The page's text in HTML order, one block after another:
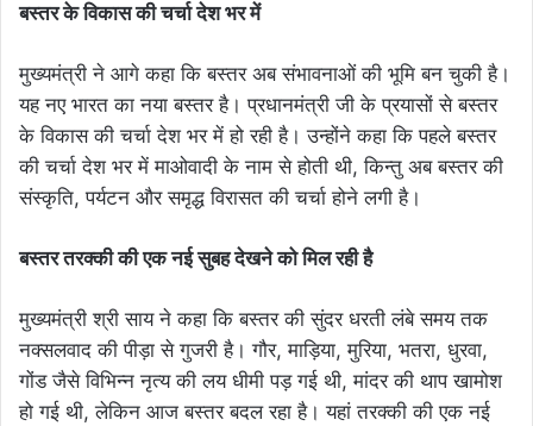
बस्तर के विकास की चर्चा देश भर में
मुख्यमंत्री ने आगे कहा कि बस्तर अब संभावनाओं की भूमि बन चुकी है।
यह नए भारत का नया बस्तर है। प्रधानमंत्री जी के प्रयासों से बस्तर
के विकास की चर्चा देश भर में हो रही है। उन्होंने कहा कि पहले बस्तर
की चर्चा देश भर में माओवादी के नाम से होती थी, किन्तु अब बस्तर की
संस्कृति, पर्यटन और समृद्ध विरासत की चर्चा होने लगी है।
बस्तर तरक्की की एक नई सुबह देखने को मिल रही है
मुख्यमंत्री श्री साय ने कहा कि बस्तर की सुंदर धरती लंबे समय तक
नक्सलवाद की पीड़ा से गुजरी है। गौर, माड़िया, मुरिया, भतरा, धुरवा,
गोंड जैसे विभिन्न नृत्य की लय धीमी पड़ गई थी, मांदर की थाप खामोश
हो गई थी, लेकिन आज बस्तर बदल रहा है। यहां तरक्की की एक नई